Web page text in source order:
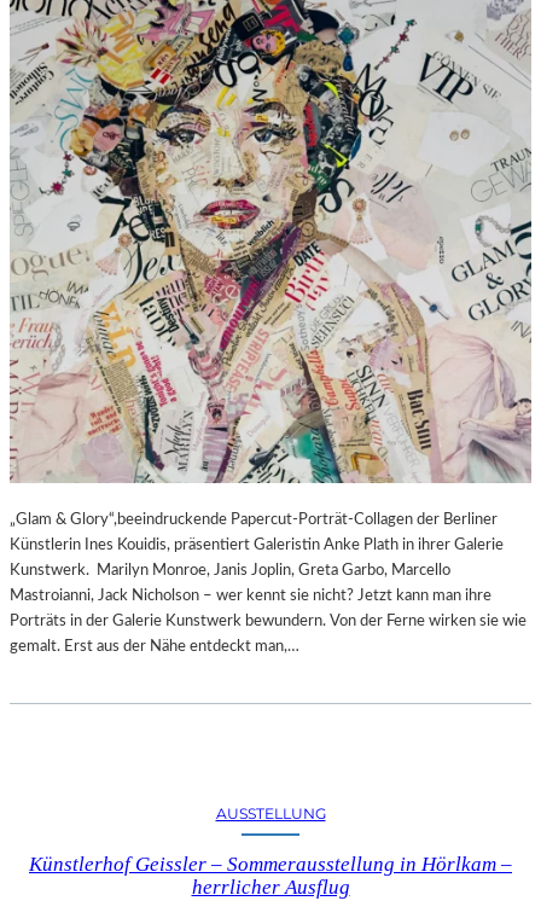
„Glam & Glory“,beeindruckende Papercut-Porträt-Collagen der Berliner
Künstlerin Ines Kouidis, präsentiert Galeristin Anke Plath in ihrer Galerie
Kunstwerk. Marilyn Monroe, Janis Joplin, Greta Garbo, Marcello
Mastroianni, Jack Nicholson – wer kennt sie nicht? Jetzt kann man ihre
Porträts in der Galerie Kunstwerk bewundern. Von der Ferne wirken sie wie
gemalt. Erst aus der Nähe entdeckt man,…
AUSSTELLUNG
Künstlerhof Geissler – Sommerausstellung in Hörlkam –
herrlicher Ausflug